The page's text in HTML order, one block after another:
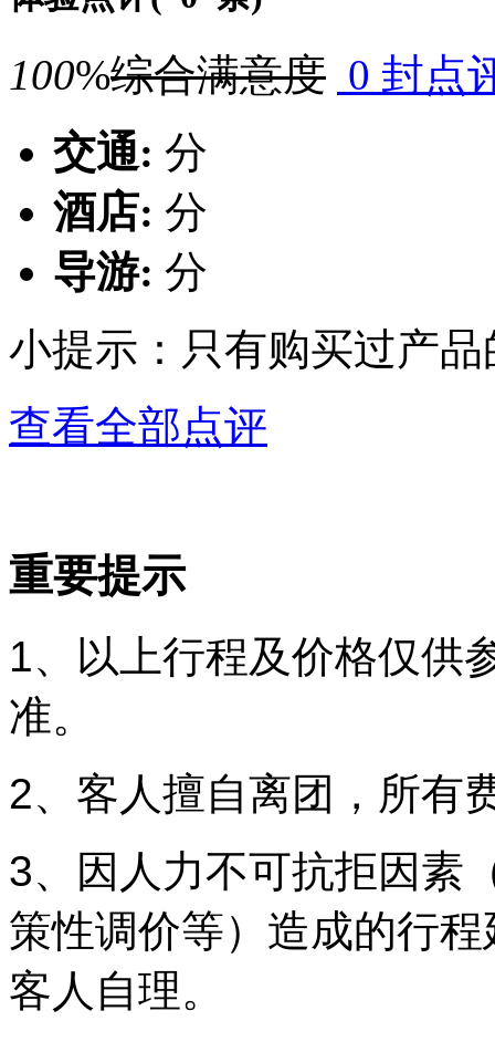
100%综合满意度 0 封点
交通: 分
酒店: 分
导游: 分
小提示：只有购买过产
查看全部点评
重要提示
1、以上行程及价格仅供
准。
2、客人擅自离团，所有
3、因人力不可抗拒因素
策性调价等）造成的行
客人自理。